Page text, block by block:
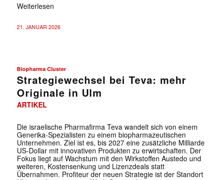
Weiterlesen
21. JANUAR 2026
Biopharma Cluster
Strategiewechsel bei Teva: mehr
Originale in Ulm
ARTIKEL
Die israelische Pharmafirma Teva wandelt sich von einem
Generika-Spezialisten zu einem biopharmazeutischen
Unternehmen. Ziel ist es, bis 2027 eine zusätzliche Milliarde
US-Dollar mit innovativen Produkten zu erwirtschaften. Der
Fokus liegt auf Wachstum mit den Wirkstoffen Austedo und
weiteren, Kostensenkung und Lizenzdeals statt
Übernahmen. Profiteur der neuen Strategie ist der Standort